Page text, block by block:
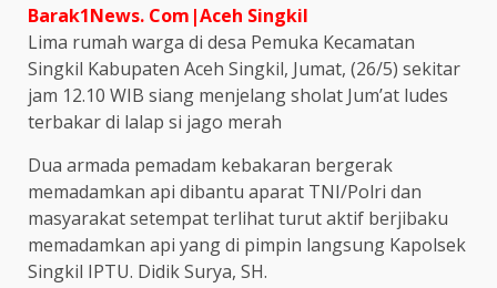
Barak1News. Com|Aceh Singkil
Lima rumah warga di desa Pemuka Kecamatan
Singkil Kabupaten Aceh Singkil, Jumat, (26/5) sekitar
jam 12.10 WIB siang menjelang sholat Jum’at ludes
terbakar di lalap si jago merah
Dua armada pemadam kebakaran bergerak
memadamkan api dibantu aparat TNI/Polri dan
masyarakat setempat terlihat turut aktif berjibaku
memadamkan api yang di pimpin langsung Kapolsek
Singkil IPTU. Didik Surya, SH.